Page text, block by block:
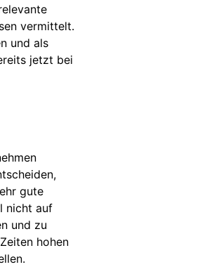
vermittelt.
und als
jetzt bei
gute
nicht auf
und zu
hohen